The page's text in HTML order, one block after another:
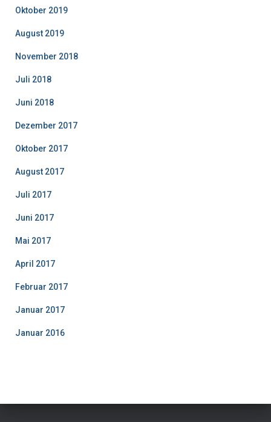
Oktober 2019
August 2019
November 2018
Juli 2018
Juni 2018
Dezember 2017
Oktober 2017
August 2017
Juli 2017
Juni 2017
Mai 2017
April 2017
Februar 2017
Januar 2017
Januar 2016